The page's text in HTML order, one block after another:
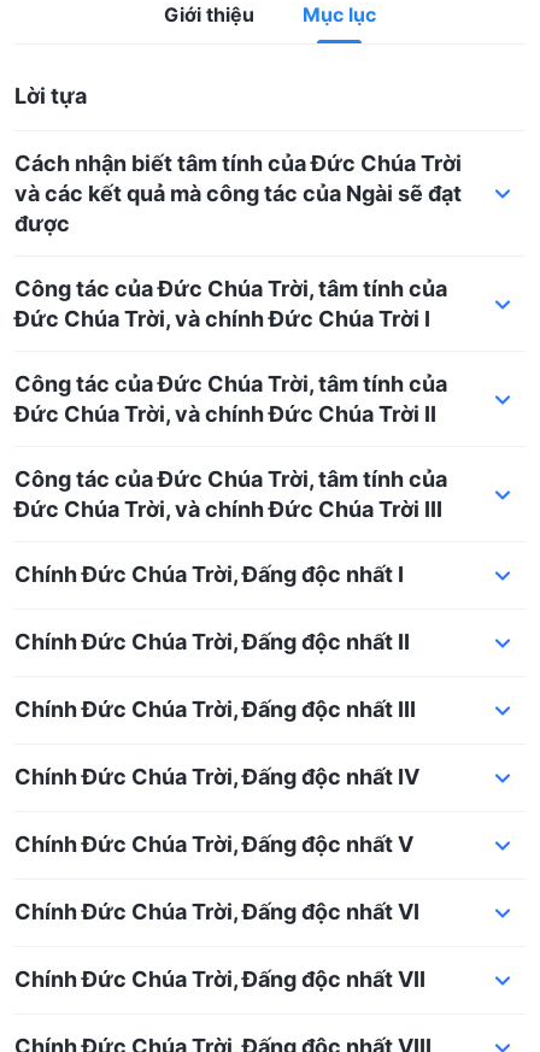
Giới thiệu Mục lục
Lời tựa
Cách nhận biết tâm tính của Đức Chúa Trời
và các kết quả mà công tác của Ngài sẽ đạt
được
Công tác của Đức Chúa Trời, tâm tính của
Đức Chúa Trời, và chính Đức Chúa Trời I
Công tác của Đức Chúa Trời, tâm tính của
Đức Chúa Trời, và chính Đức Chúa Trời II
Công tác của Đức Chúa Trời, tâm tính của
Đức Chúa Trời, và chính Đức Chúa Trời III
Chính Đức Chúa Trời, Đấng độc nhất I
Chính Đức Chúa Trời, Đấng độc nhất II
Chính Đức Chúa Trời, Đấng độc nhất III
Chính Đức Chúa Trời, Đấng độc nhất IV
Chính Đức Chúa Trời, Đấng độc nhất V
Chính Đức Chúa Trời, Đấng độc nhất VI
Chính Đức Chúa Trời, Đấng độc nhất VII
Chính Đức Chúa Trời, Đấng độc nhất VIII